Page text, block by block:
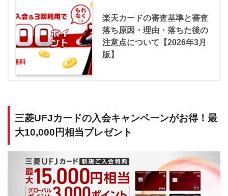
楽天カードの審査基準と審査
落ち原因・理由・落ちた後の
注意点について【2026年3月
版】
三菱UFJカードの入会キャンペーンがお得！最
大10,000円相当プレゼント